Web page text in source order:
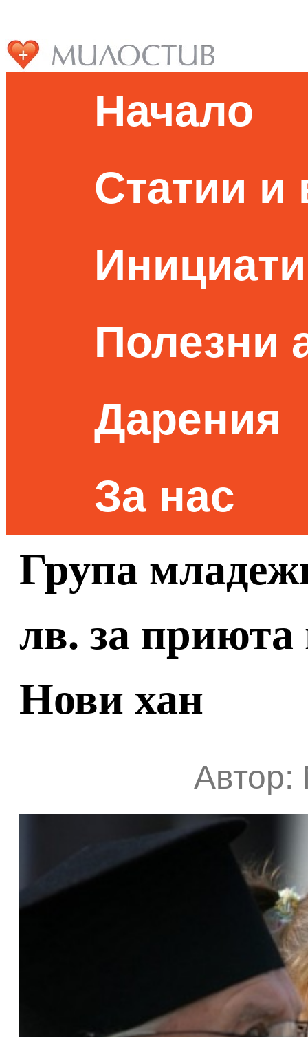
Начало
Статии и
Полезни
Дарения
За нас
Група
лв. за
Нови хан
Автор: